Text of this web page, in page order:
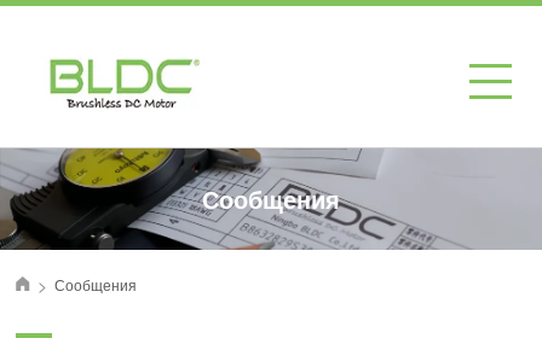
Сообщения
首页
> Сообщения